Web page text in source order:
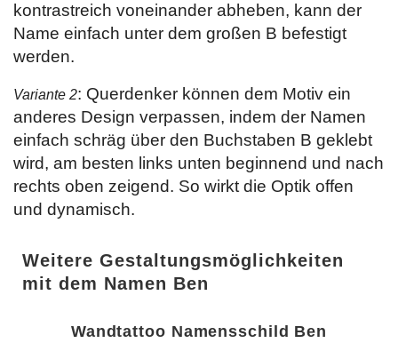
kontrastreich voneinander abheben, kann der
Name einfach unter dem großen B befestigt
werden.
Variante 2: Querdenker können dem Motiv ein
anderes Design verpassen, indem der Namen
einfach schräg über den Buchstaben B geklebt
wird, am besten links unten beginnend und nach
rechts oben zeigend. So wirkt die Optik offen
und dynamisch.
Weitere Gestaltungsmöglichkeiten
mit dem Namen Ben
Wandtattoo Namensschild Ben